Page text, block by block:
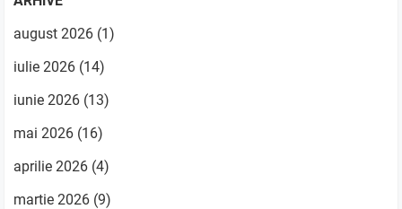
august 2026 (1)
iulie 2026 (14)
iunie 2026 (13)
mai 2026 (16)
aprilie 2026 (4)
martie 2026 (9)